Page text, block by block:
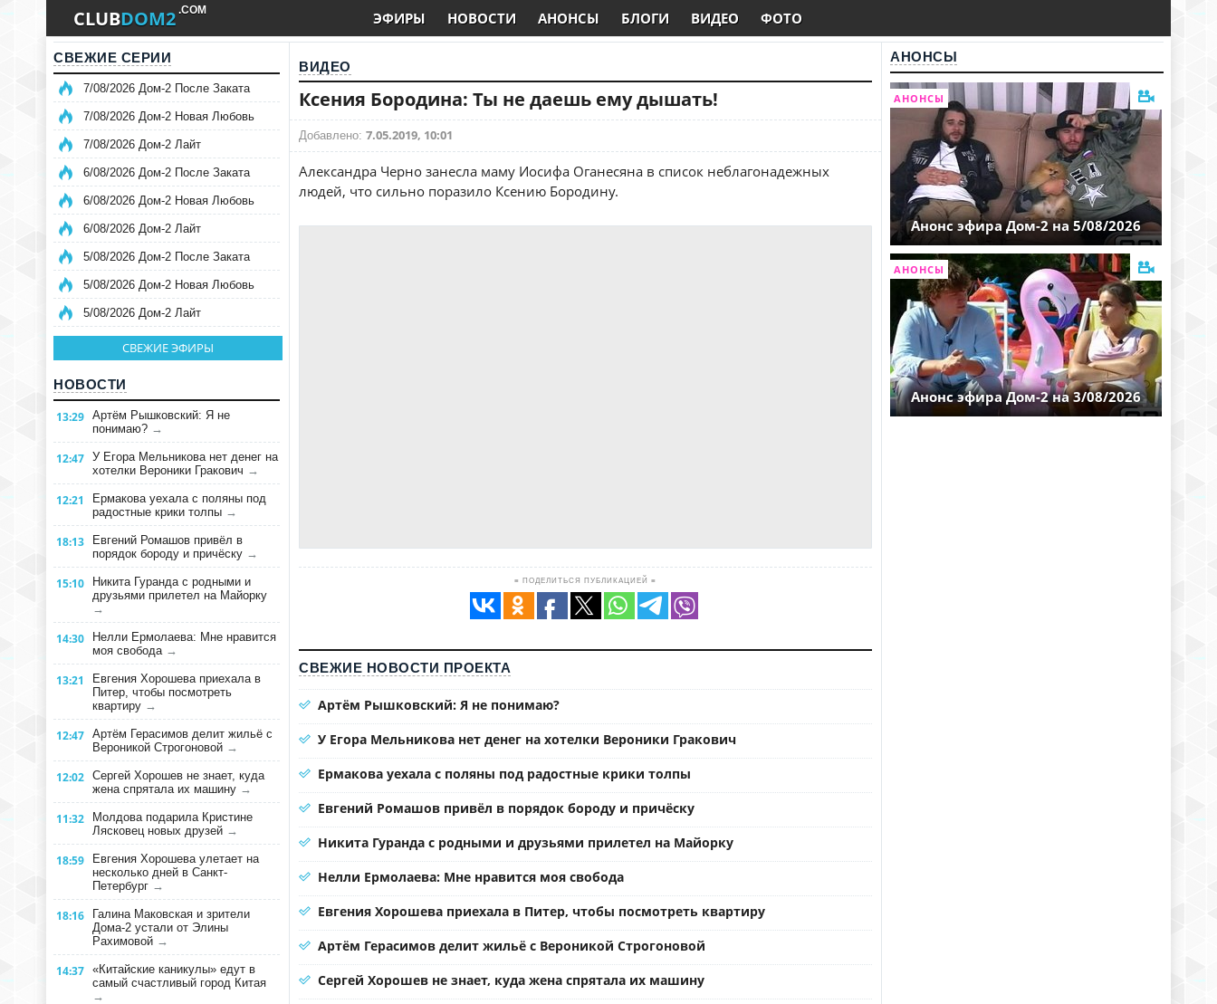
CLUBDOM2 .COM ЭФИРЫ НОВОСТИ АНОНСЫ БЛОГИ ВИДЕО ФОТО
СВЕЖИЕ СЕРИИ
7/08/2026 Дом-2 После Заката
7/08/2026 Дом-2 Новая Любовь
7/08/2026 Дом-2 Лайт
6/08/2026 Дом-2 После Заката
6/08/2026 Дом-2 Новая Любовь
6/08/2026 Дом-2 Лайт
5/08/2026 Дом-2 После Заката
5/08/2026 Дом-2 Новая Любовь
5/08/2026 Дом-2 Лайт
СВЕЖИЕ ЭФИРЫ
НОВОСТИ
13:29 Артём Рышковский: Я не
понимаю? →
12:47 У Егора Мельникова нет денег на
хотелки Вероники Гракович →
12:21
Ермакова уехала с поляны под
радостные крики толпы →
18:13
Евгений Ромашов привёл в
порядок бороду и причёску →
15:10
Никита Гуранда с родными и
друзьями прилетел на Майорку
→
14:30
Нелли Ермолаева: Мне нравится
моя свобода →
13:21
Евгения Хорошева приехала в
Питер, чтобы посмотреть
квартиру →
12:47 Артём Герасимов делит жильё с
Вероникой Строгоновой →
12:02 Сергей Хорошев не знает, куда
жена спрятала их машину →
11:32
Молдова подарила Кристине
Лясковец новых друзей →
18:59
Евгения Хорошева улетает на
несколько дней в Санкт-
Петербург →
18:16
Галина Маковская и зрители
Дома-2 устали от Элины
Рахимовой →
14:37 «Китайские каникулы» едут в
самый счастливый город Китая
→
ВИДЕО
Ксения Бородина: Ты не даешь ему дышать!
Добавлено: 7.05.2019, 10:01
Александра Черно занесла маму Иосифа Оганесяна в список неблагонадежных
людей, что сильно поразило Ксению Бородину.
≡ ПОДЕЛИТЬСЯ ПУБЛИКАЦИЕЙ ≡
СВЕЖИЕ НОВОСТИ ПРОЕКТА
Артём Рышковский: Я не понимаю?
У Егора Мельникова нет денег на хотелки Вероники Гракович
Ермакова уехала с поляны под радостные крики толпы
Евгений Ромашов привёл в порядок бороду и причёску
Никита Гуранда с родными и друзьями прилетел на Майорку
Нелли Ермолаева: Мне нравится моя свобода
Евгения Хорошева приехала в Питер, чтобы посмотреть квартиру
Артём Герасимов делит жильё с Вероникой Строгоновой
Сергей Хорошев не знает, куда жена спрятала их машину
АНОНСЫ
АНОНСЫ
Анонс эфира Дом-2 на 5/08/2026
АНОНСЫ
Анонс эфира Дом-2 на 3/08/2026